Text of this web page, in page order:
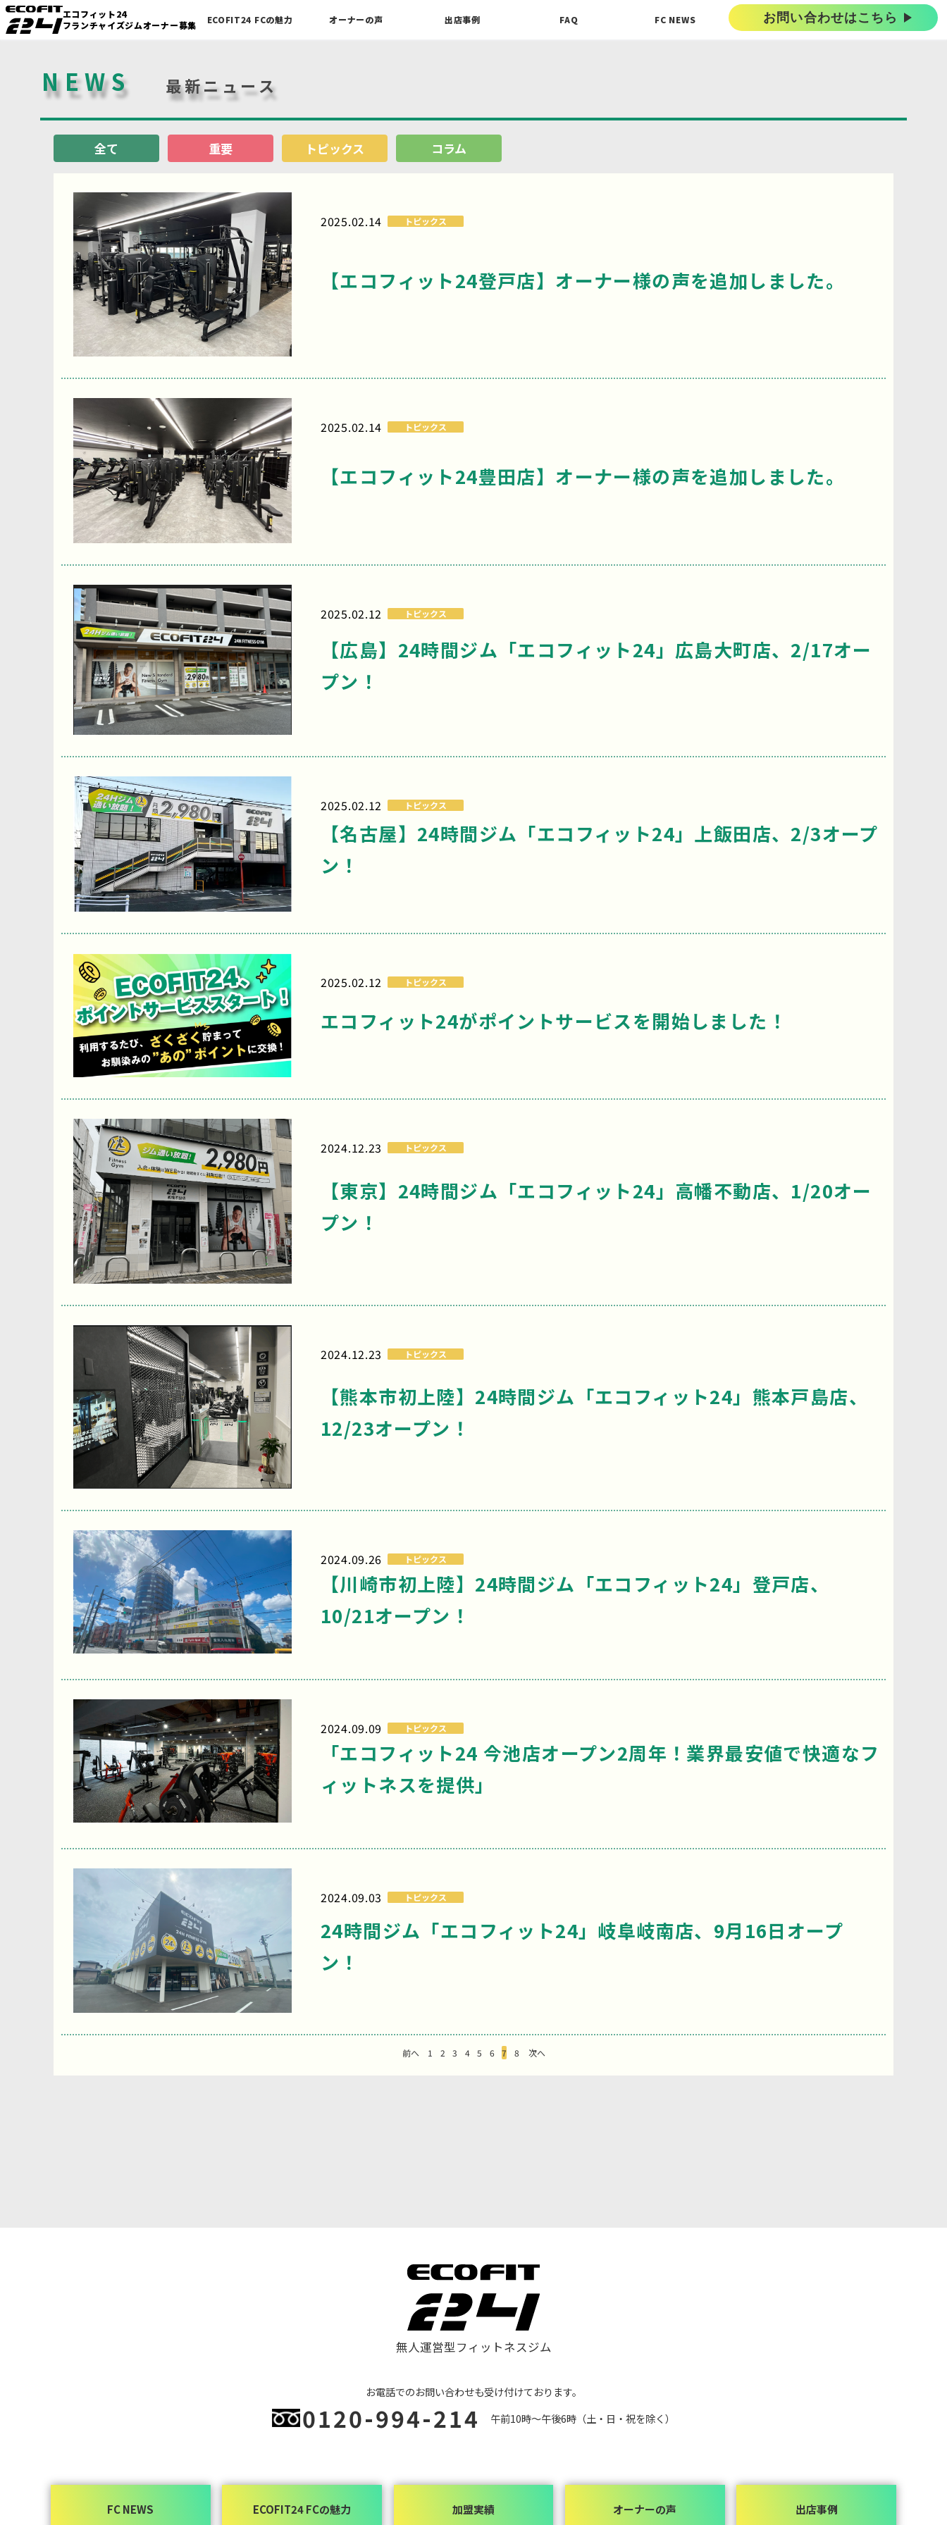
エコフィット24
フランチャイズジムオーナー募集
ECOFIT24 FCの魅力 オーナーの声 出店事例 FAQ FC NEWS お問い合わせはこちら
NEWS 最新ニュース
全て 重要 トピックス コラム
2025.02.14 トピックス
【エコフィット24登戸店】オーナー様の声を追加しました。
2025.02.14 トピックス
【エコフィット24豊田店】オーナー様の声を追加しました。
2025.02.12 トピックス
【広島】24時間ジム「エコフィット24」広島大町店、2/17オー
プン！
2025.02.12 トピックス
【名古屋】24時間ジム「エコフィット24」上飯田店、2/3オープ
ン！
2025.02.12 トピックス
エコフィット24がポイントサービスを開始しました！
2024.12.23 トピックス
【東京】24時間ジム「エコフィット24」高幡不動店、1/20オー
プン！
2024.12.23 トピックス
【熊本市初上陸】24時間ジム「エコフィット24」熊本戸島店、
12/23オープン！
2024.09.26 トピックス
【川崎市初上陸】24時間ジム「エコフィット24」登戸店、
10/21オープン！
2024.09.09 トピックス
「エコフィット24 今池店オープン2周年！業界最安値で快適なフ
ィットネスを提供」
2024.09.03 トピックス
24時間ジム「エコフィット24」岐阜岐南店、9月16日オープ
ン！
前へ 1 2 3 4 5 6 7 8 次へ
無人運営型フィットネスジム
お電話でのお問い合わせも受け付けております。
0120-994-214 午前10時～午後6時（土・日・祝を除く）
FC NEWS ECOFIT24 FCの魅力 加盟実績 オーナーの声 出店事例